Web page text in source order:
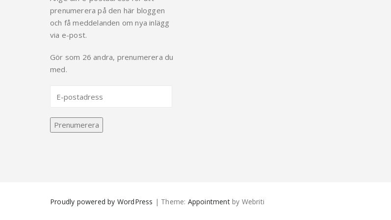
prenumerera på den här bloggen
och få meddelanden om nya inlägg
via e-post.
Gör som 26 andra, prenumerera du
med.
Prenumerera
Proudly powered by WordPress | Theme: Appointmentby Webriti